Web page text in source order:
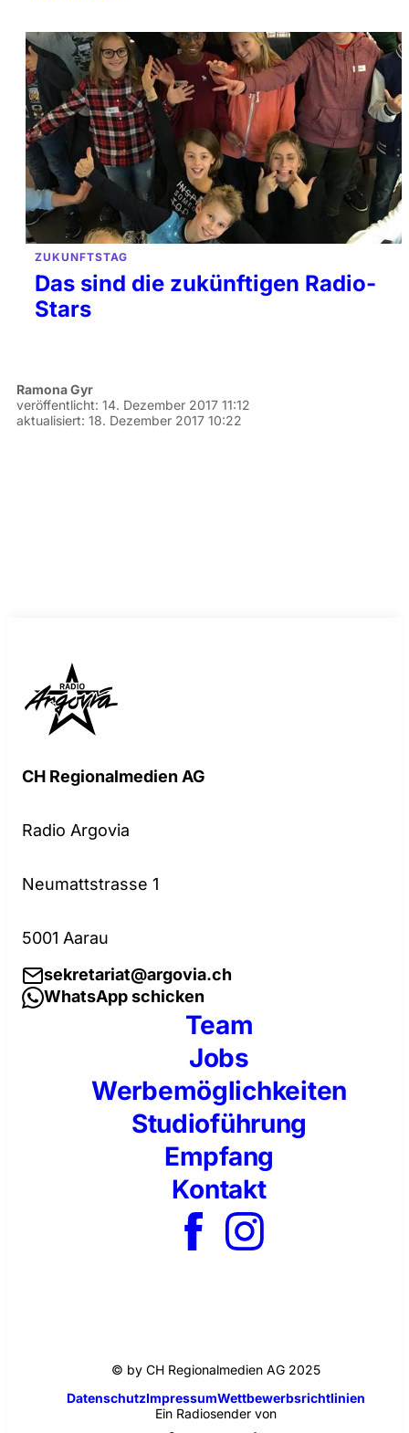
ZUKUNFTSTAG
Das sind die zukünftigen Radio-
Stars
Ramona Gyr
veröffentlicht: 14. Dezember 2017 11:12
aktualisiert: 18. Dezember 2017 10:22
CH Regionalmedien AG
Radio Argovia
Neumattstrasse 1
5001 Aarau
sekretariat@argovia.ch
WhatsApp schicken
Team
Jobs
Werbemöglichkeiten
Studioführung
Empfang
Kontakt
© by CH Regionalmedien AG 2025
DatenschutzImpressumWettbewerbsrichtlinien
Ein Radiosender von